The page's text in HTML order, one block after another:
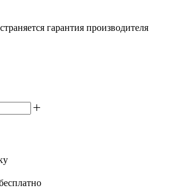
гарантия производителя